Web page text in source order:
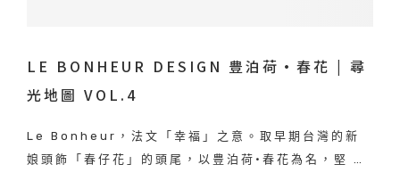
LE BONHEUR DESIGN 豊泊荷·春花 | 尋
光地圖 VOL.4
Le Bonheur，法文「幸福」之意。取早期台灣的新
娘頭飾「春仔花」的頭尾，以豊泊荷·春花為名，堅 …